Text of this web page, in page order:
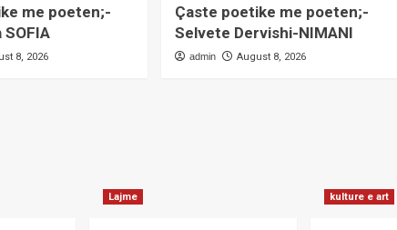
me poeten;-
8, 2026
Çaste poetike me poeten;-
Selvete Dervishi-NIMANI
admin August 8, 2026
Lajme kulture e art